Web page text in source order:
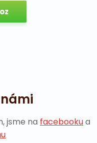
jsme na facebookua